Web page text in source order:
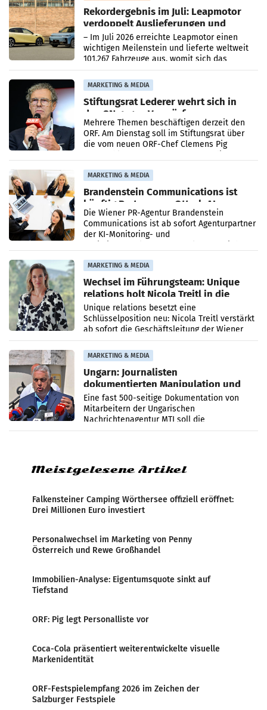
Rekordergebnis im Juli: Leapmotor
verdoppelt Auslieferungen und
überschreitet die 100.000er-Marke
– Im Juli 2026 erreichte Leapmotor einen
wichtigen Meilenstein und lieferte weltweit
101.267 Fahrzeuge aus, womit sich das
Ergebnis gegenüber Juli 2025 mehr als
verdoppelte (+102
MARKETING & MEDIA
Stiftungsrat Lederer wehrt sich in
den SN gegen Vorwürfe
Mehrere Themen beschäftigen derzeit den
ORF. Am Dienstag soll im Stiftungsrat über
die vom neuen ORF-Chef Clemens Pig
MARKETING & MEDIA
Brandenstein Communications ist
künftig Partner von OtterlyAI
Die Wiener PR-Agentur Brandenstein
Communications ist ab sofort Agenturpartner
der KI-Monitoring- und
MARKETING & MEDIA
Wechsel im Führungsteam: Unique
relations holt Nicola Treitl in die
Geschäftsleitung
Unique relations besetzt eine
Schlüsselposition neu: Nicola Treitl verstärkt
ab sofort die Geschäftsleitung der Wiener
PR-Agentur an der Seite von Josef Kalina und
Anna Kalina-Mahr.
MARKETING & MEDIA
Ungarn: Journalisten
dokumentierten Manipulation und
Zensur
Eine fast 500-seitige Dokumentation von
Mitarbeitern der Ungarischen
Nachrichtenagentur MTI soll die
systematische Nachrichten-Manipulation und
Meistgelesene Artikel
Falkensteiner Camping Wörthersee offiziell eröffnet:
Drei Millionen Euro investiert
Personalwechsel im Marketing von Penny
Österreich und Rewe Großhandel
Immobilien-Analyse: Eigentumsquote sinkt auf
Tiefstand
ORF: Pig legt Personalliste vor
Coca-Cola präsentiert weiterentwickelte visuelle
Markenidentität
ORF-Festspielempfang 2026 im Zeichen der
Salzburger Festspiele